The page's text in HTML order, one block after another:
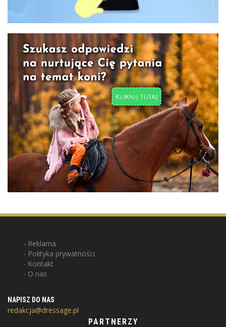
Reklama
Polityka prywatności
Kontakt
O nas
NAPISZ DO NAS
redakcja@dressage.pl
PARTNERZY